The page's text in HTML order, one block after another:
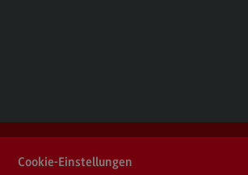
Cookie-Einstellungen